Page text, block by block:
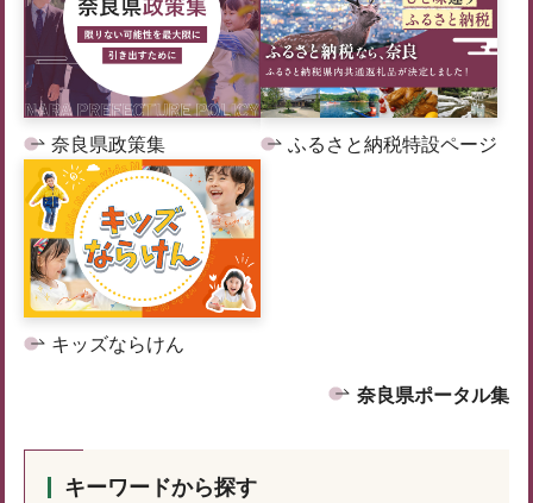
奈良県政策集 ふるさと納税特設ページ
キッズならけん
奈良県ポータル集
キーワードから探す